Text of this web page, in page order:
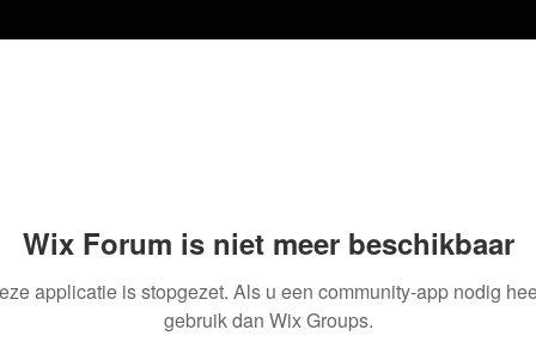
Wix Forum is niet meer beschikbaar
applicatie is stopgezet. Als u een community-app nodig
gebruik dan Wix Groups.